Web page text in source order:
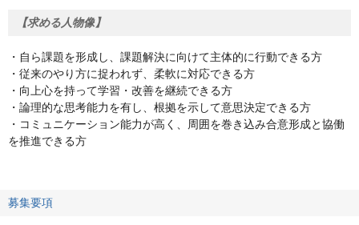
【求める人物像】
・自ら課題を形成し、課題解決に向けて主体的に行動できる方
・従来のやり方に捉われず、柔軟に対応できる方
・向上心を持って学習・改善を継続できる方
・論理的な思考能力を有し、根拠を示して意思決定できる方
・コミュニケーション能力が高く、周囲を巻き込み合意形成と協働
を推進できる方
募集要項